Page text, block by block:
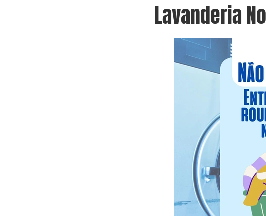
Lavanderia